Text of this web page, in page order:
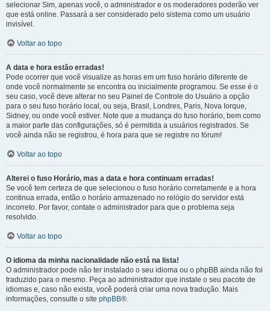
selecionar Sim, apenas você, o administrador e os moderadores poderão ver
que está online. Passará a ser considerado pelo sistema como um usuário
invisível.
Voltar ao topo
A data e hora estão erradas!
Pode ocorrer que você visualize as horas em um fuso horário diferente de
onde você normalmente se encontra ou inicialmente programou. Se esse é o
seu caso, você deve alterar no seu Painel de Controle do Usuário a opção
para o seu fuso horário local, ou seja, Brasil, Londres, Paris, Nova Iorque,
Sidney, ou onde você estiver. Note que a mudança do fuso horário, bem como
a maior parte das configurações, só é permitida a usuários registrados. Se
você ainda não se registrou, é hora para que se registre no fórum!
Voltar ao topo
Alterei o fuso Horário, mas a data e hora continuam erradas!
Se você tem certeza de que selecionou o fuso horário corretamente e a hora
continua errada, então o horário armazenado no relógio do servidor está
incorreto. Por favor, contate o administrador para que o problema seja
resolvido.
Voltar ao topo
O idioma da minha nacionalidade não está na lista!
O administrador pode não ter instalado o seu idioma ou o phpBB ainda não foi
traduzido para o mesmo. Peça ao administrador que instale o seu pacote de
idiomas e, caso não exista, você poderá criar uma nova tradução. Mais
informações, consulte o site phpBB®.